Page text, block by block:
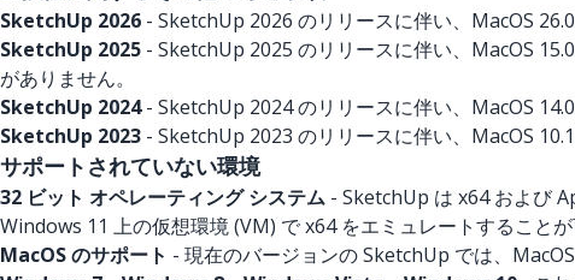
SketchUp 2026 - SketchUp 2026 のリリースに伴い、MacOS
SketchUp 2025 - SketchUp 2025 のリリースに伴い、MacOS
がありません。
SketchUp 2024- SketchUp 2024 のリリースに伴い、MacOS
SketchUp 2023 - SketchUp 2023 のリリースに伴い、MacOS
サポートされていない環境
32 ビット オペレーティング システム - SketchUp は x64 および
Windows 11 上の仮想環境 (VM) で x64 をエミュレートすること
MacOS のサポート - 現在のバージョンの SketchUp では、